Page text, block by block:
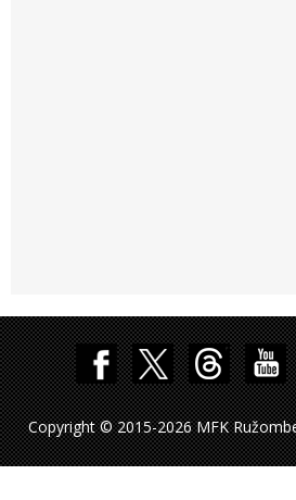
Copyright © 2015-2026 MFK